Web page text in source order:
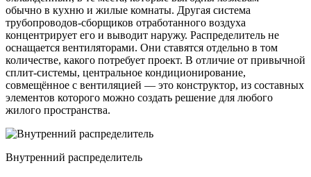
обычно в кухню и жилые комнаты. Другая система
трубопроводов-сборщиков отработанного воздуха
концентрирует его и выводит наружу. Распределитель не
оснащается вентиляторами. Они ставятся отдельно в том
количестве, какого потребует проект. В отличие от привычной
сплит-системы, центральное кондиционирование,
совмещённое с вентиляцией — это конструктор, из составных
элементов которого можно создать решение для любого
жилого пространства.
Внутренний распределитель